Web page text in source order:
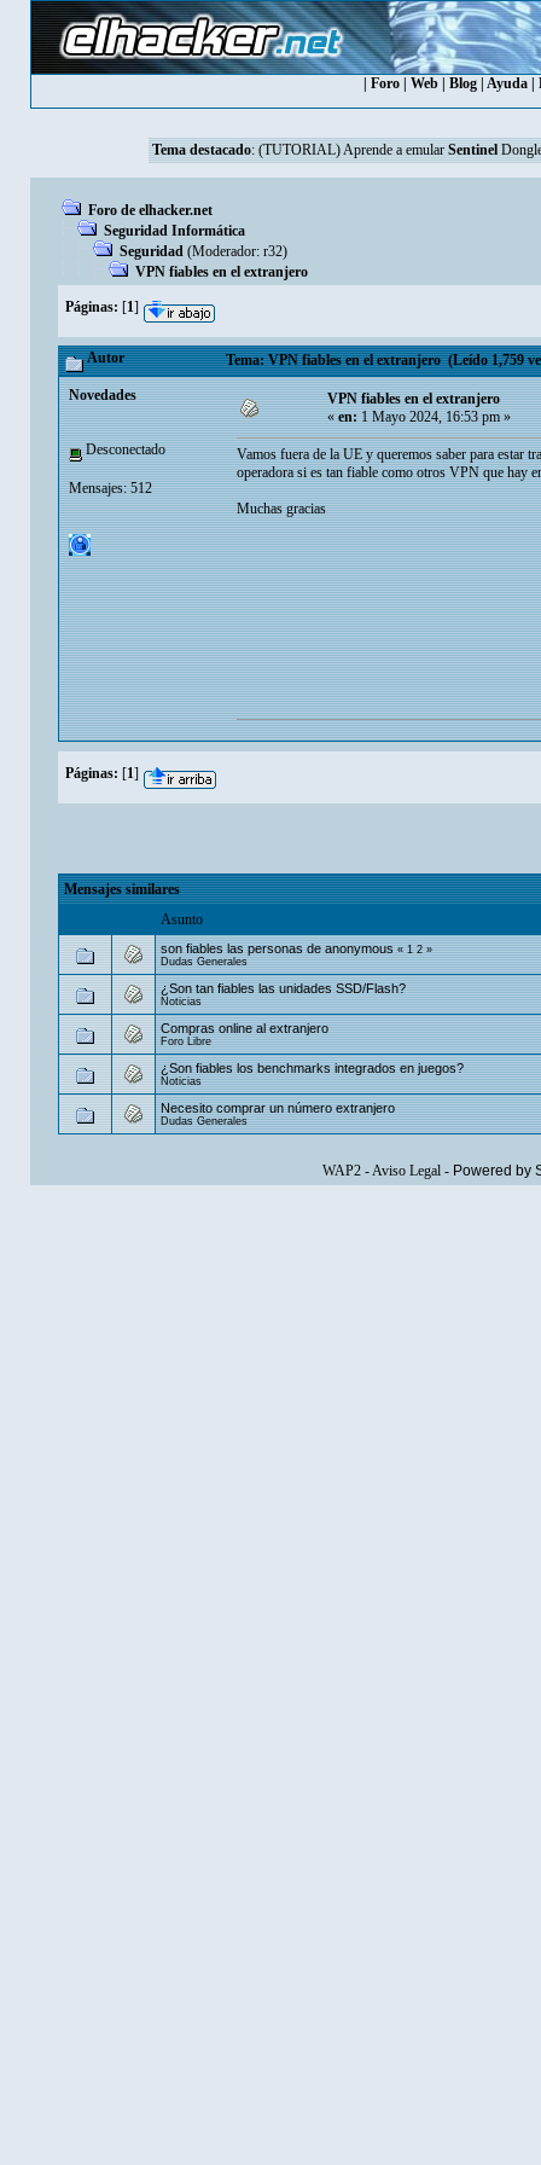
Foro Web Blog Ayuda
Tema destacado: (TUTORIAL) Aprende a emular Sentinel
Foro de elhacker.net
Seguridad Informática
Seguridad (Moderador: r32)
VPN fiables en el extranjero
Páginas: [1]
Autor Tema: VPN fiables en el extranjero (Leído 1,759
Novedades
Desconectado
Mensajes: 512
VPN fiables en el extranjero
«en:1 Mayo 2024, 16:53 pm »
Vamos fuera de la UE y queremos saber para estar
operadora si es tan fiable como otros VPN que hay
Muchas gracias
Páginas: [1]
Mensajes similares
Asunto
son fiables las personas de anonymous «1 2»
Dudas Generales
¿Son tan fiables las unidades SSD/Flash?
Noticias
Compras online al extranjero
Foro Libre
¿Son fiables los benchmarks integrados en juegos?
Noticias
Necesito comprar un número extranjero
Dudas Generales
WAP2-Aviso Legal- Powered by